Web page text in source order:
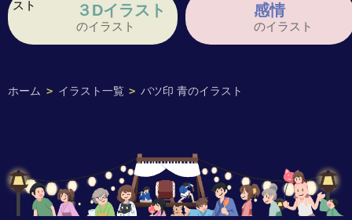
ホーム > イラスト一覧 > バツ印 青のイラスト
３Dイラスト
のイラスト
感情
のイラスト